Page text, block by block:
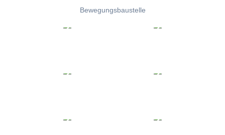
Bewegungsbaustelle